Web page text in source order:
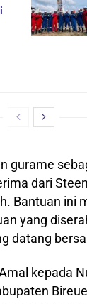
gurame
dari
Bantuan ini
yang
datang
kepada